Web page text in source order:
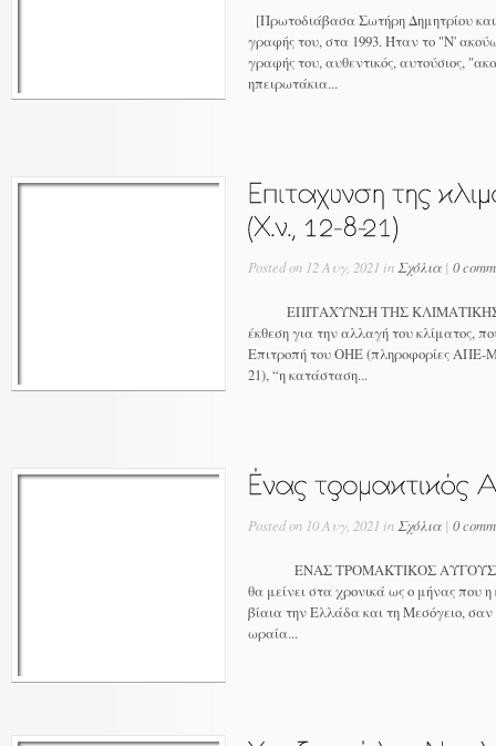
[Πρωτοδιάβασα Σωτήρη Δημητρίου
γραφής του, στα 1993. Ήταν το "Ν'
γραφής του, αυθεντικός, αυτούσιος,
ηπειρωτάκια...
Posted on 12 Αυγ, 2021 in Σχόλια | 0
ΕΠΙΤΑΧΥΝΣΗ ΤΗΣ ΚΛΙΜΑΤΙΚΗΣ
έκθεση για την αλλαγή του κλίματος,
Επιτροπή του ΟΗΕ (πληροφορίες ΑΠΕ-
21), “η κατάσταση...
Posted on 10 Αυγ, 2021 in Σχόλια | 0
ΕΝΑΣ ΤΡΟΜΑΚΤΙΚΟΣ
θα μείνει στα χρονικά ως ο μήνας που
βίαια την Ελλάδα και τη Μεσόγειο,
ωραία...